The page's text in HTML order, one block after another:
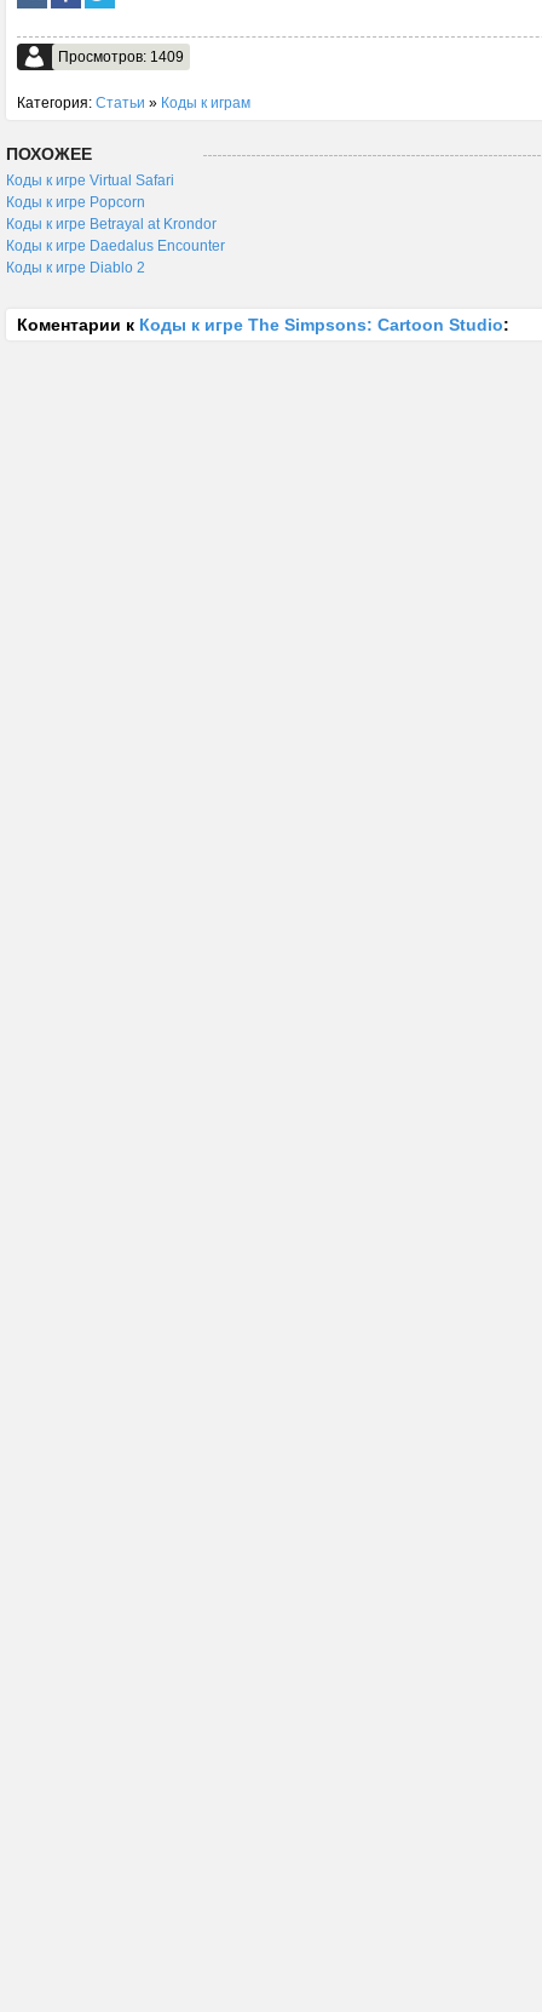
Просмотров: 1409
Категория: Статьи » Коды к играм
ПОХОЖЕЕ
Коды к игре Virtual Safari
Коды к игре Popcorn
Коды к игре Betrayal at Krondor
Коды к игре Daedalus Encounter
Коды к игре Diablo 2
Коментарии к Коды к игре The Simpsons: Cartoon Studio: